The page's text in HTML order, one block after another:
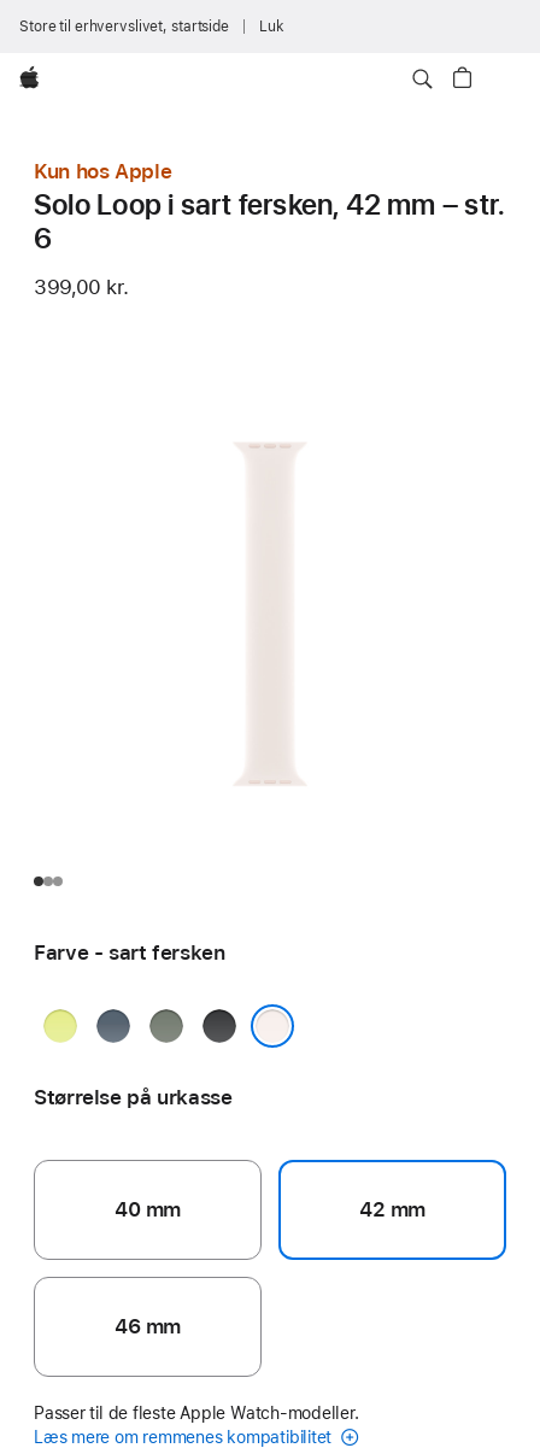
Store til erhvervslivet, startside Luk
Apple
Kun hos Apple
Solo Loop i sart fersken, 42 mm – str.
6
399,00 kr.
Farve - sart fersken
neongulstålblågrågrønsort
Størrelse på urkasse
40 mm 42 mm
46 mm
Passer til de fleste Apple Watch-modeller.
Læs mere om remmenes kompatibilitet